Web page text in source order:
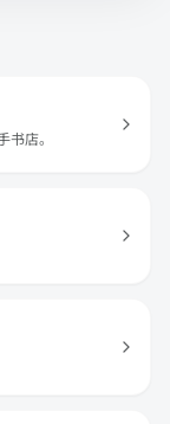
店。